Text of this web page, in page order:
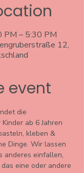
PM – 5:30 PM
12,
event
die
ab 6 Jahren
kleben &
Dinge. Wir lassen
anderes einfallen,
eine oder andere